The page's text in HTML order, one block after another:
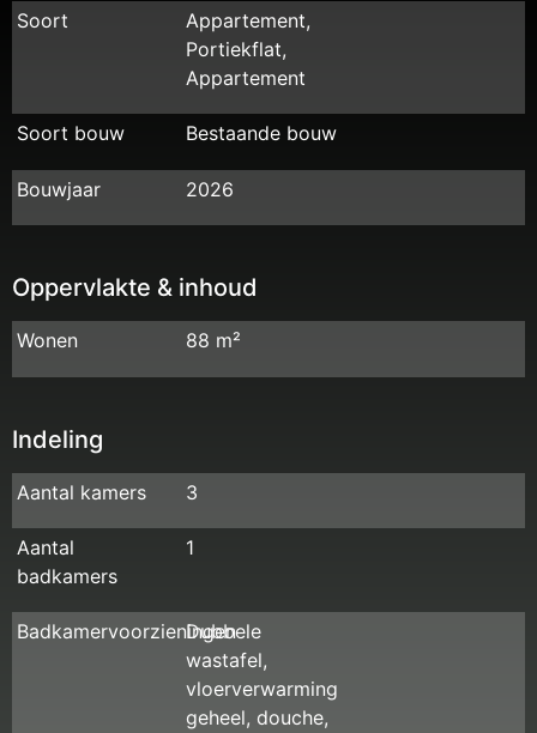
Soort
Appartement,
Portiekflat,
Appartement
Soort bouw Bestaande bouw
Bouwjaar 2026
Oppervlakte & inhoud
Wonen 88 m²
Indeling
Aantal kamers 3
Aantal
badkamers
1
Badkamervoorzieningen
Dubbele
wastafel,
vloerverwarming
geheel, douche,